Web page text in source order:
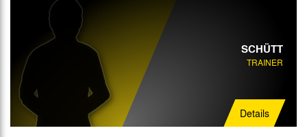
SCHÜTT
TRAINER
Details